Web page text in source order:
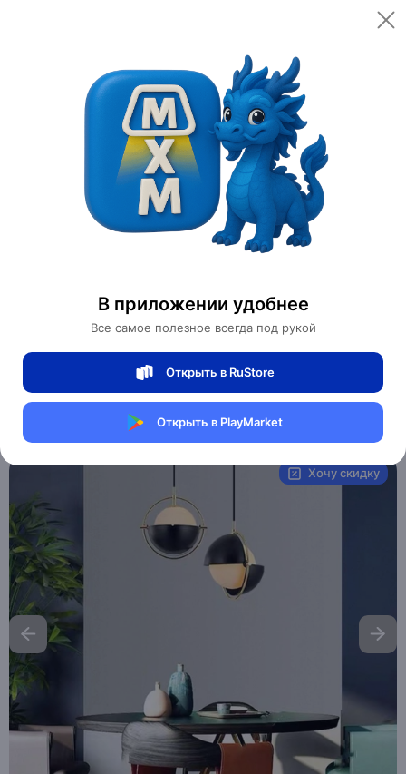
В приложении удобнее
Все самое полезное всегда под рукой
Открыть в RuStore
Открыть в PlayMarket
Открыть
Категории Светильники
Люстры
Люстра черная Orvinti, металл, 38*40 см, Е27
Магазин Table lamps
MXM5633671223
Хочу скидку